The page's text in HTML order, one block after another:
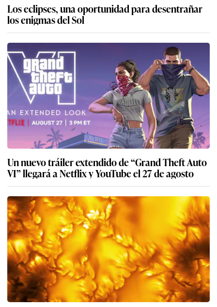
Los eclipses, una oportunidad para desentrañar
los enigmas del Sol
Un nuevo tráiler extendido de “Grand Theft Auto
VI” llegará a Netflix y YouTube el 27 de agosto